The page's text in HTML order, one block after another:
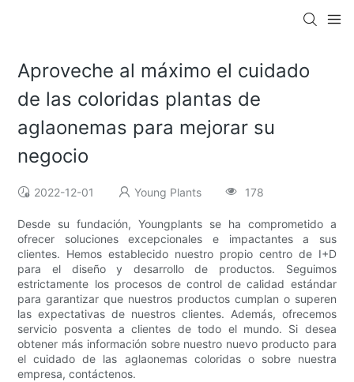
Aproveche al máximo el cuidado
de las coloridas plantas de
aglaonemas para mejorar su
negocio
2022-12-01 Young Plants 178
Desde su fundación, Youngplants se ha comprometido a
ofrecer soluciones excepcionales e impactantes a sus
clientes. Hemos establecido nuestro propio centro de I+D
para el diseño y desarrollo de productos. Seguimos
estrictamente los procesos de control de calidad estándar
para garantizar que nuestros productos cumplan o superen
las expectativas de nuestros clientes. Además, ofrecemos
servicio posventa a clientes de todo el mundo. Si desea
obtener más información sobre nuestro nuevo producto para
el cuidado de las aglaonemas coloridas o sobre nuestra
empresa, contáctenos.